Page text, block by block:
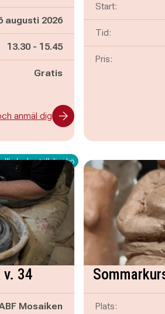
augusti 2026
Pågår mellan
13.30 - och
15.45
Gratis
anmäl dig
Start:
Tid:
Pris:
- ställ dig i kö
34
Mosaiken
Plats: